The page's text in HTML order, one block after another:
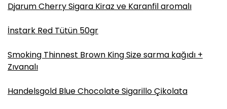
Djarum Cherry Sigara Kiraz ve Karanfil aromalı
İnstark Red Tütün 50gr
Smoking Thinnest Brown King Size sarma kağıdı +
Zıvanalı
Handelsgold Blue Chocolate Sigarillo Çikolata